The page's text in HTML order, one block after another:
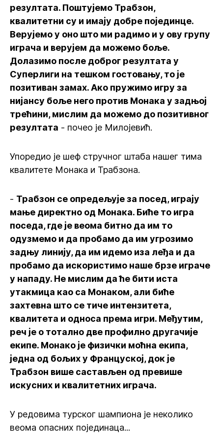
резултата. Поштујемо Трабзон,
квалитетни су и имају добре појединце.
Верујемо у оно што ми радимо и у ову групу
играча и верујем да можемо боље.
Долазимо после доброг резултата у
Суперлиги на тешком гостовању, то је
позитиван замах. Ако пружимо игру за
нијансу боље него против Монака у задњој
трећини, мислим да можемо до позитивног
резултата - почео је Милојевић.
Упоредио је шеф стручног штаба нашег тима
квалитете Монака и Трабзона.
- Трабзон се опредељује за посед, играју
мање директно од Монака. Биће то игра
поседа, где је веома битно да им то
одузмемо и да пробамо да им угрозимо
задњу линију, да им идемо иза леђа и да
пробамо да искористимо наше брзе играче
у нападу. Не мислим да ће бити иста
утакмица као са Монаком, али биће
захтевна што се тиче интензитета,
квалитета и односа према игри. Међутим,
реч је о тотално две профилно другачије
екипе. Монако је физички моћна екипа,
једна од бољих у Француској, док је
Трабзон више састављен од превише
искусних и квалитетних играча.
У редовима турског шампиона је неколико
веома опасних појединаца...